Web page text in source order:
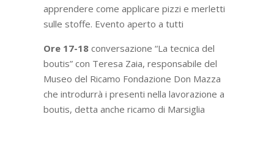
apprendere come applicare pizzi e merletti
sulle stoffe. Evento aperto a tutti
Ore 17-18 conversazione “La tecnica del
boutis” con Teresa Zaia, responsabile del
Museo del Ricamo Fondazione Don Mazza
che introdurrà i presenti nella lavorazione a
boutis, detta anche ricamo di Marsiglia